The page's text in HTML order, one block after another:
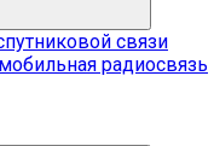
связи
радиосвязь